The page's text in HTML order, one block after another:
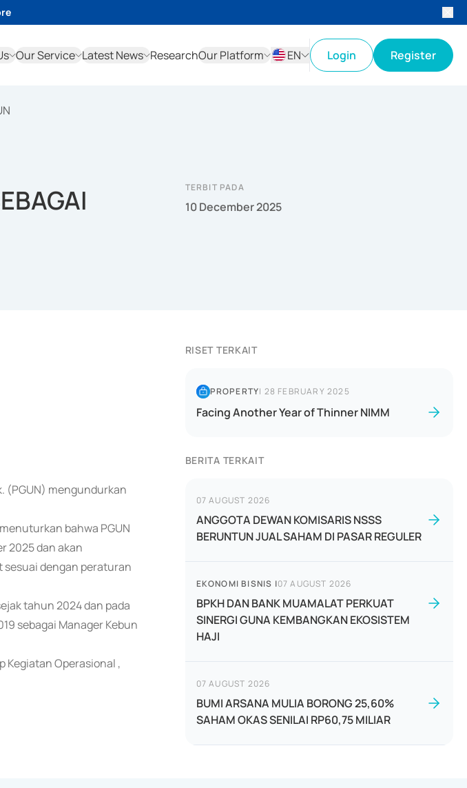
Our Service Latest News ResearchOur Platform
EN
Login Register
TERBIT PADA
10 December 2025
(PGUN) mengundurkan
bahwa PGUN
2025 dan akan
sesuai dengan peraturan
tahun 2024 dan pada
sebagai Manager Kebun
Kegiatan Operasional ,
RISET TERKAIT
PROPERTY| 28 FEBRUARY 2025
Facing Another Year of Thinner NIMM
BERITA TERKAIT
07 AUGUST 2026
ANGGOTA DEWAN KOMISARIS NSSS
BERUNTUN JUAL SAHAM DI PASAR REGULER
EKONOMI BISNIS |07 AUGUST 2026
BPKH DAN BANK MUAMALAT PERKUAT
SINERGI GUNA KEMBANGKAN EKOSISTEM
HAJI
07 AUGUST 2026
BUMI ARSANA MULIA BORONG 25,60%
SAHAM OKAS SENILAI RP60,75 MILIAR